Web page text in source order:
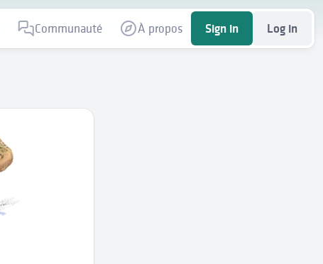
Communauté À propos Sign in Log in